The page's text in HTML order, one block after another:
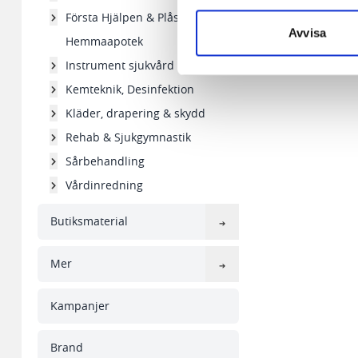
med annan information som
Avvisa
Första Hjälpen & Plåster
Hemmaapotek
Instrument sjukvård
Kemteknik, Desinfektion
Kläder, drapering & skydd
Rehab & Sjukgymnastik
Sårbehandling
Vårdinredning
Butiksmaterial
Mer
Kampanjer
Brand